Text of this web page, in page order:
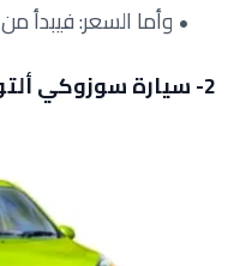
وأما السعر: فيبدأ من 400،200 جنيه مصري.
2- سيارة سوزوكي ألتو 2025